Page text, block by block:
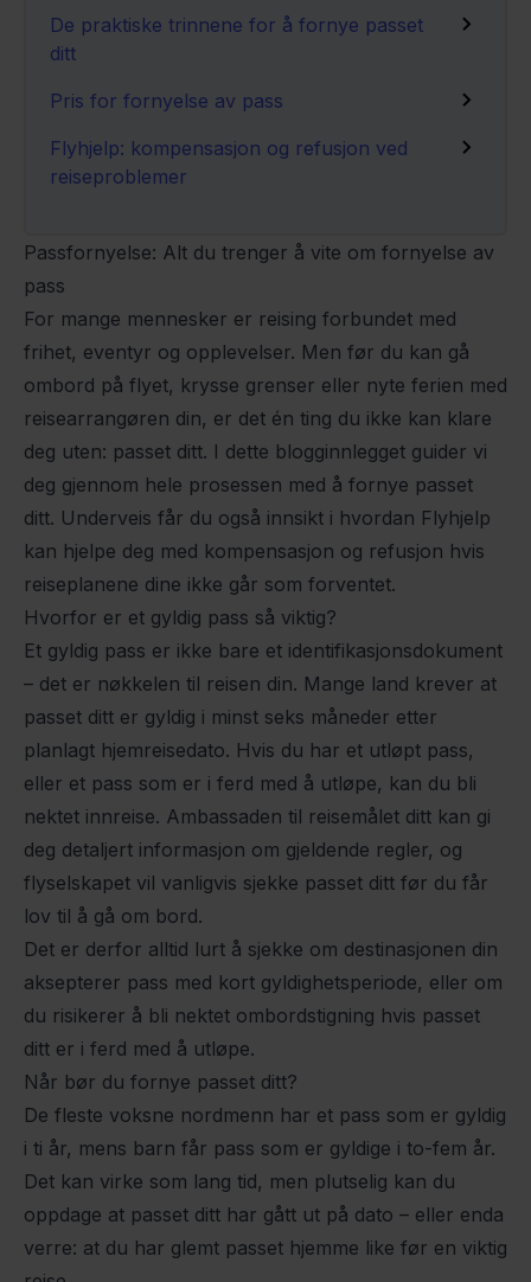
De praktiske trinnene for å fornye passet
ditt
Pris for fornyelse av pass
Flyhjelp: kompensasjon og refusjon ved
reiseproblemer
Passfornyelse: Alt du trenger å vite om fornyelse av
pass
For mange mennesker er reising forbundet med
frihet, eventyr og opplevelser. Men før du kan gå
ombord på flyet, krysse grenser eller nyte ferien med
reisearrangøren din, er det én ting du ikke kan klare
deg uten: passet ditt. I dette blogginnlegget guider vi
deg gjennom hele prosessen med å fornye passet
ditt. Underveis får du også innsikt i hvordan Flyhjelp
kan hjelpe deg med kompensasjon og refusjon hvis
reiseplanene dine ikke går som forventet.
Hvorfor er et gyldig pass så viktig?
Et gyldig pass er ikke bare et identifikasjonsdokument
– det er nøkkelen til reisen din. Mange land krever at
passet ditt er gyldig i minst seks måneder etter
planlagt hjemreisedato. Hvis du har et utløpt pass,
eller et pass som er i ferd med å utløpe, kan du bli
nektet innreise. Ambassaden til reisemålet ditt kan gi
deg detaljert informasjon om gjeldende regler, og
flyselskapet vil vanligvis sjekke passet ditt før du får
lov til å gå om bord.
Det er derfor alltid lurt å sjekke om destinasjonen din
aksepterer pass med kort gyldighetsperiode, eller om
du risikerer å bli nektet ombordstigning hvis passet
ditt er i ferd med å utløpe.
Når bør du fornye passet ditt?
De fleste voksne nordmenn har et pass som er gyldig
i ti år, mens barn får pass som er gyldige i to-fem år.
Det kan virke som lang tid, men plutselig kan du
oppdage at passet ditt har gått ut på dato – eller enda
verre: at du har glemt passet hjemme like før en viktig